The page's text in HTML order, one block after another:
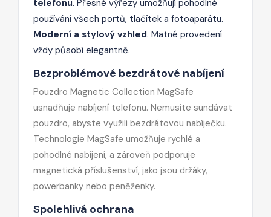
telefonu. Přesné výřezy umožňují pohodlné
používání všech portů, tlačítek a fotoaparátu.
Moderní a stylový vzhled. Matné provedení
vždy působí elegantně.
Bezproblémové bezdrátové nabíjení
Pouzdro Magnetic Collection MagSafe
usnadňuje nabíjení telefonu. Nemusíte sundávat
pouzdro, abyste využili bezdrátovou nabíječku.
Technologie MagSafe umožňuje rychlé a
pohodlné nabíjení, a zároveň podporuje
magnetická příslušenství, jako jsou držáky,
powerbanky nebo peněženky.
Spolehlivá ochrana